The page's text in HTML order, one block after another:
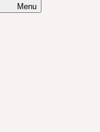
Menu